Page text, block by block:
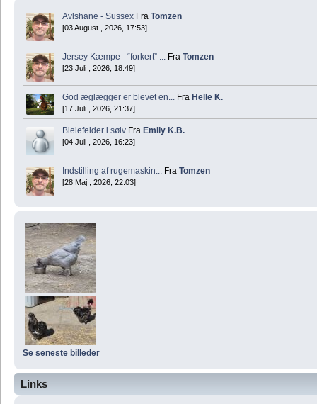
Avlshane - Sussex Fra Tomzen
[03 August , 2026, 17:53]
Jersey Kæmpe - “forkert” ... Fra Tomzen
[23 Juli , 2026, 18:49]
God æglægger er blevet en... Fra Helle K.
[17 Juli , 2026, 21:37]
Bielefelder i sølv Fra Emily K.B.
[04 Juli , 2026, 16:23]
Indstilling af rugemaskin... Fra Tomzen
[28 Maj , 2026, 22:03]
Se seneste billeder
Links